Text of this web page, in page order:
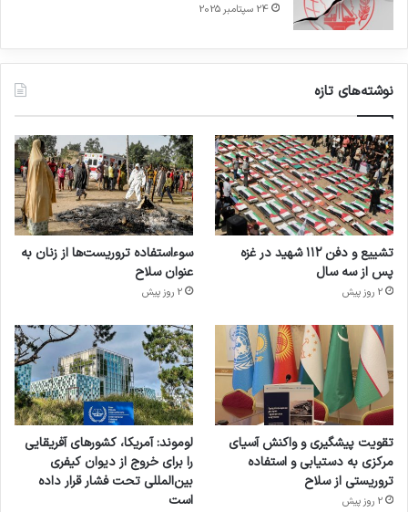
24 سپتامبر 2025
نوشته‌های تازه
تشییع و دفن ۱۱۲ شهید در غزه
پس از سه سال
2 روز پیش
سوءاستفاده تروریست‌ها از زنان به
عنوان سلاح
2 روز پیش
تقویت پیشگیری و واکنش آسیای
مرکزی به دستیابی و استفاده
تروریستی از سلاح
2 روز پیش
لوموند: آمریکا، کشورهای آفریقایی
را برای خروج از دیوان کیفری
بین‌المللی تحت فشار قرار داده
است